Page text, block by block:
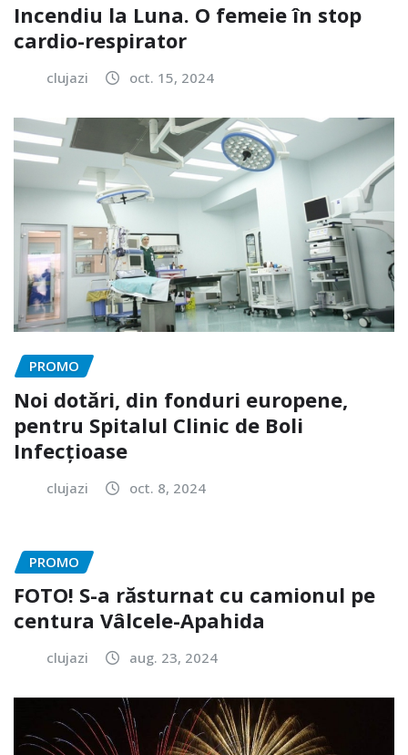
Incendiu la Luna. O femeie în stop
cardio-respirator
clujazi oct. 15, 2024
PROMO
Noi dotări, din fonduri europene,
pentru Spitalul Clinic de Boli
Infecțioase
clujazi oct. 8, 2024
PROMO
FOTO! S-a răsturnat cu camionul pe
centura Vâlcele-Apahida
clujazi aug. 23, 2024